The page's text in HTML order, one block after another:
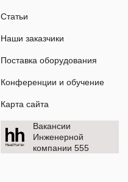
Статьи
Наши заказчики
Поставка оборудования
Конференции и обучение
Карта сайта
Вакансии
Инженерной
компании 555